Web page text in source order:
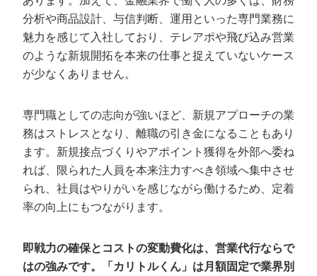
分析や商品設計、与信判断、運用といった専門業務に
魅力を感じて入社しており、テレアポや飛び込み営業
のような新規開拓を本来の仕事と捉えていないケース
が少なくありません。
専門職としての志向が強いほど、新規アプローチの業
務はストレスとなり、離職の引き金になることもあり
ます。新規接点づくりやアポイント獲得を外部へ委ね
れば、限られた人員を本来注力すべき領域へ集中させ
られ、社員はやりがいを感じながら働けるため、定着
率の向上にもつながります。
即戦力の確保とコストの変動費化は、営業代行ならで
はの強みです。「カリトルくん」は月額固定で業界別